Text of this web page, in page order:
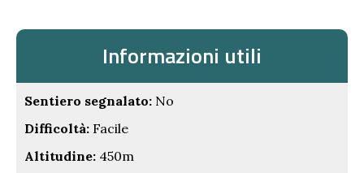
Informazioni utili
Sentiero segnalato: No
Difficoltà: Facile
Altitudine: 450m